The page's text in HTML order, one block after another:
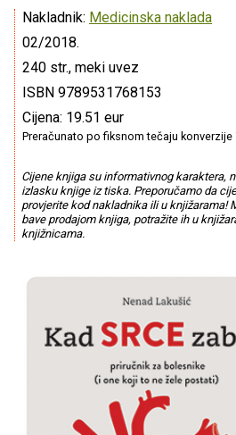
Nakladnik: Medicinska naklada
02/2018.
240 str., meki uvez
ISBN 9789531768153
Cijena: 19.51 eur
Preračunato po fiksnom tečaju konverzije
Cijene knjiga su informativnog karaktera,
izlasku knjige iz tiska. Preporučamo da
provjerite kod nakladnika ili u knjižarama!
bave prodajom knjiga, potražite ih u
knjižnicama.